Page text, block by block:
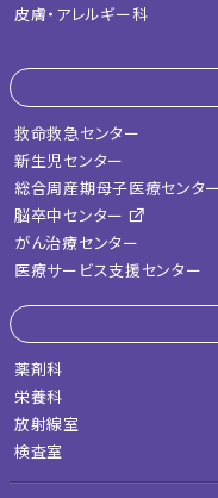
皮膚・アレルギー科
救命救急センター
新生児センター
総合周産期母子医療センター
脳卒中センター
がん治療センター
医療サービス支援センター
薬剤科
栄養科
放射線室
検査室